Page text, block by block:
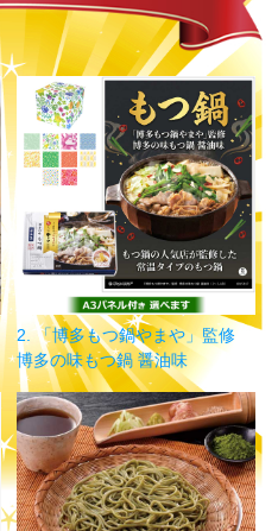
2. 「博多もつ鍋やまや」監修
博多の味もつ鍋 醤油味